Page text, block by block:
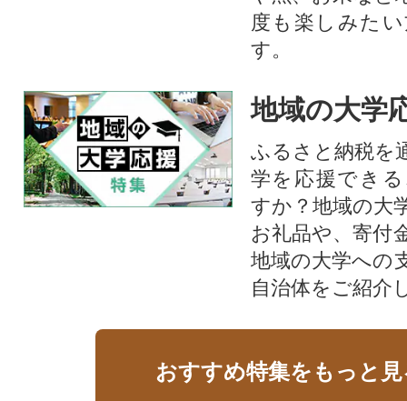
度も楽しみた
す。
地域の大学
ふるさと納税を
学を応援でき
すか？地域の大
お礼品や、寄付
地域の大学への
自治体をご紹介
おすすめ特集をもっと